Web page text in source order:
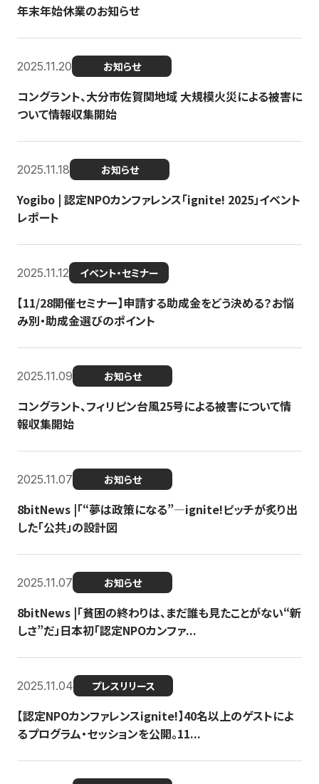
年末年始休業のお知らせ
2025.11.20 お知らせ
コングラント、大分市佐賀関地域 大規模火災による被害に
ついて情報収集開始
2025.11.18 お知らせ
Yogibo | 認定NPOカンファレンス「ignite! 2025」イベント
レポート
2025.11.12 イベント・セミナー
【11/28開催セミナー】申請する助成金をどう決める？お悩
み別・助成金選びのポイント
2025.11.09 お知らせ
コングラント、フィリピン台風25号による被害について情
報収集開始
2025.11.07 お知らせ
8bitNews |「“夢は政策になる”—ignite!ピッチが炙り出
した「公共」の設計図
2025.11.07 お知らせ
8bitNews |「貧困の終わりは、まだ誰も見たことがない“新
しさ”だ」日本初「認定NPOカンファ...
2025.11.04 プレスリリース
【認定NPOカンファレンスignite!】40名以上のゲストによ
るプログラム・セッションを公開。11...